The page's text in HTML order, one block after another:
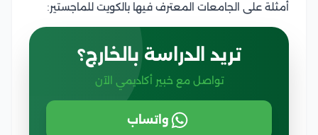
أمثلة على الجامعات المعترف فيها بالكويت للماجستير:
تريد الدراسة بالخارج؟
تواصل مع خبير أكاديمي الآن
واتساب